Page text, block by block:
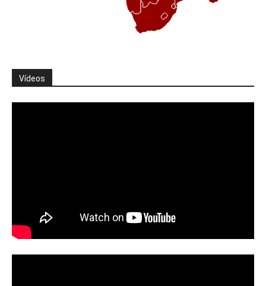
Vídeos